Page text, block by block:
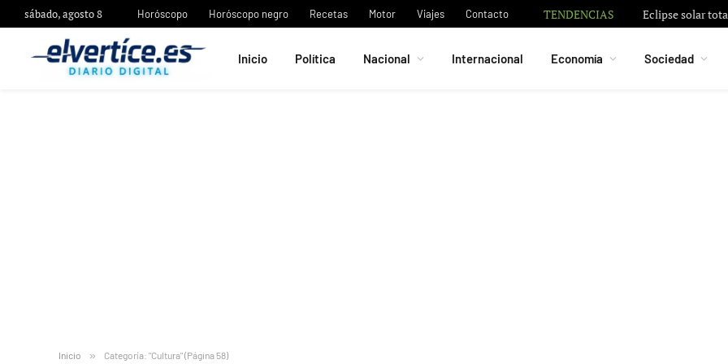
sábado, agosto 8 Horóscopo Horóscopo negro Recetas Motor Viajes Contacto
TENDENCIAS
Inicio Política Nacional Internacional Economía Sociedad
Inicio » Categoría: "Cultura" (Página 58)